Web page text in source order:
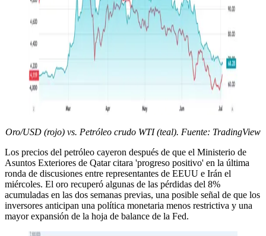
Oro/USD (rojo) vs. Petróleo crudo WTI (teal). Fuente: TradingView
Los precios del petróleo cayeron después de que el Ministerio de
Asuntos Exteriores de Qatar citara 'progreso positivo' en la última
ronda de discusiones entre representantes de EEUU e Irán el
miércoles. El oro recuperó algunas de las pérdidas del 8%
acumuladas en las dos semanas previas, una posible señal de que los
inversores anticipan una política monetaria menos restrictiva y una
mayor expansión de la hoja de balance de la Fed.